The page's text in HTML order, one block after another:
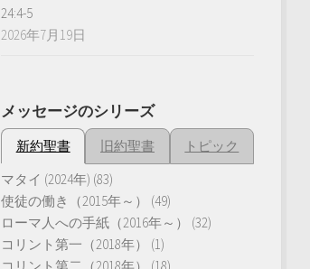
24:4-5
2026年7月19日
メッセージのシリーズ
新約聖書 旧約聖書
トピック
マタイ (2024年) (83)
使徒の働き（2015年～）
(49)
ローマ人への手紙（2016年～）
(32)
コリント第一（2018年）
(1)
コリント第二（2018年）
(18)